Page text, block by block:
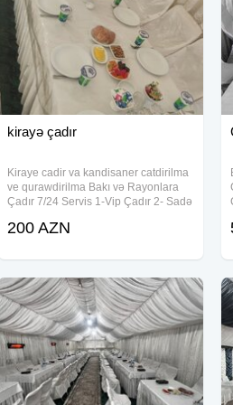
kirayə çadır
Kiraye cadir va kandisaner catdirilma
ve qurawdirilma Bakı və Rayonlara
Çadır 7/24 Servis 1-Vip Çadır 2- Sadə
Aşbaz 6- Qabyuyan 7- Çayçı 8-Ofisant
200 AZN